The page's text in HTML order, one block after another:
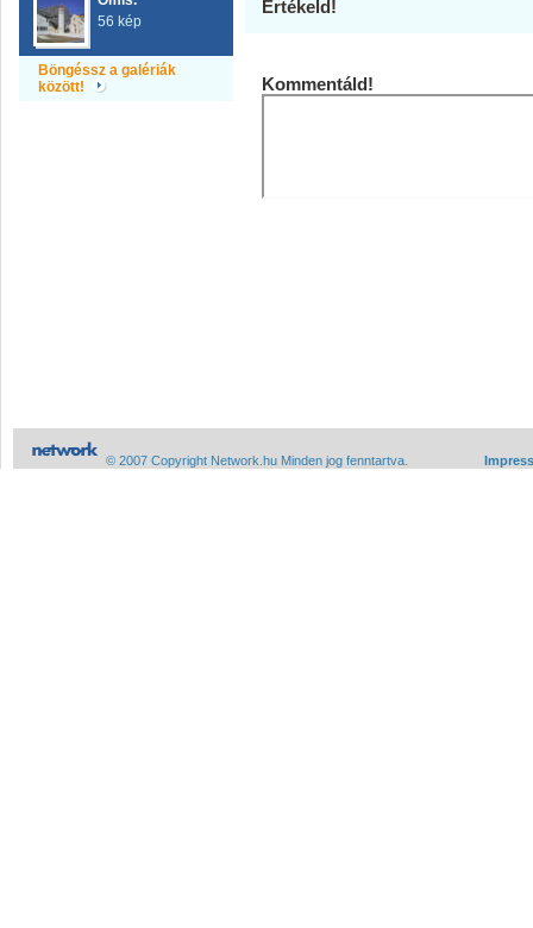
56 kép
Böngéssz a galériák
között!
Értékeld!
Kommentáld!
© 2007 Copyright Network.hu Minden jog fenntartva.